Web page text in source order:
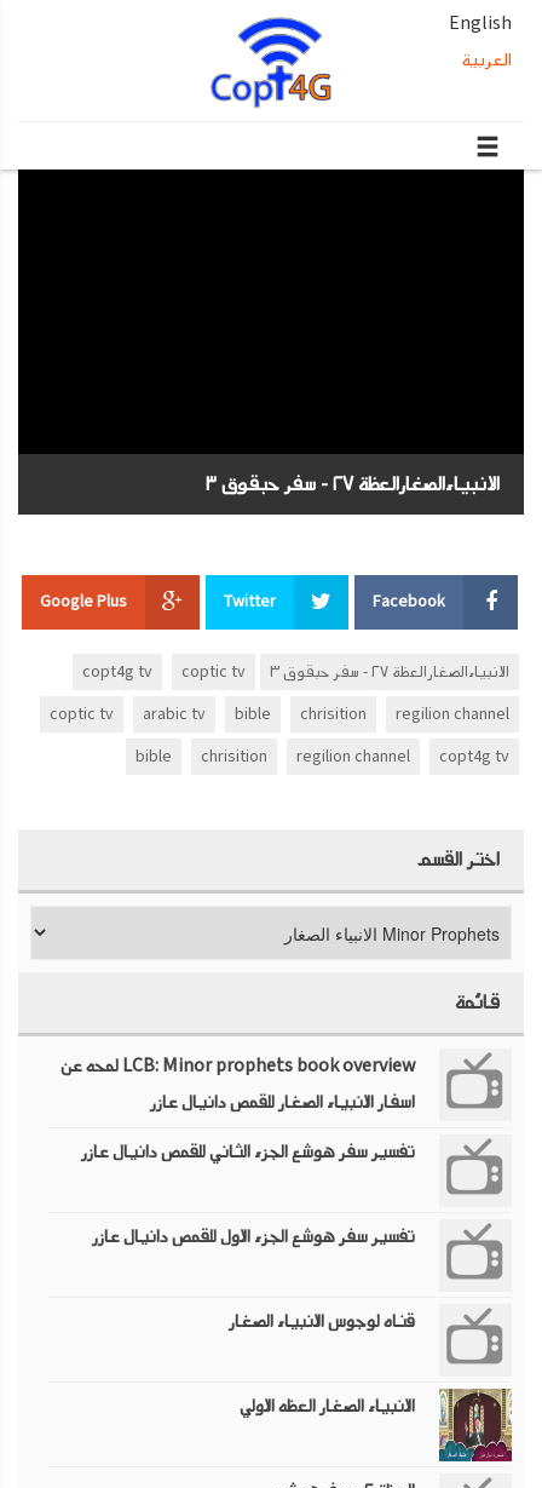
English
العربية
الانبياءالصغارالعظة ٢٧ - سفر حبقوق ٣
Facebook
Twitter
Google Plus
الانبياءالصغارالعظة ٢٧ - سفر حبقوق ٣ coptic tv
copt4g tv
regilion channel
chrisition
bible
arabic tv
coptic tv
copt4g tv
regilion channel
chrisition
bible
اختر القسم
قائمة
LCB: Minor prophets book overview لمحه عن
اسفار الانبياء الصغار للقمص دانيال عازر
تفسير سفر هوشع الجزء الثاني للقمص دانيال عازر
تفسير سفر هوشع الجزء الاول للقمص دانيال عازر
قناه لوجوس الانبياء الصغار
الانبياء الصغار العظه الاولي